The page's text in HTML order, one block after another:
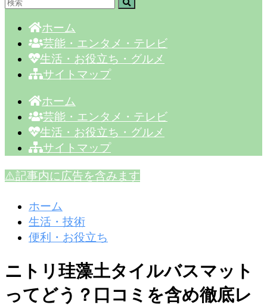
ホーム
芸能・エンタメ・テレビ
生活・お役立ち・グルメ
サイトマップ
ホーム
芸能・エンタメ・テレビ
生活・お役立ち・グルメ
サイトマップ
⚠️記事内に広告を含みます
ホーム
生活・技術
便利・お役立ち
ニトリ珪藻土タイルバスマット
ってどう？口コミを含め徹底レ